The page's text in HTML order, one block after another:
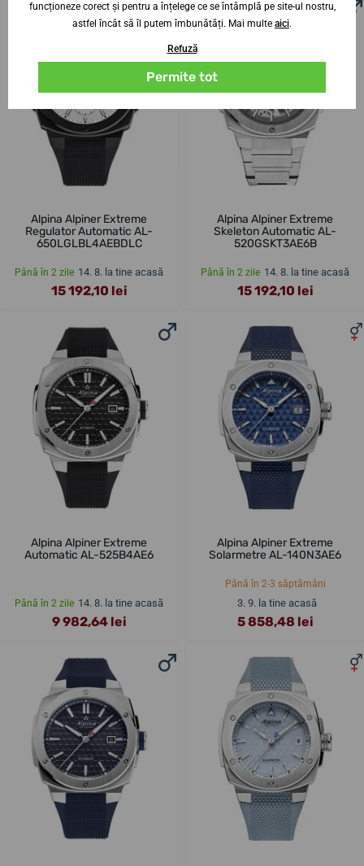
Alpina Alpiner Extreme
Regulator Automatic AL-
650LGLBL4AEBDLC
Până în 2 zile 14. 8. la tine acasă
15 192,10 lei
Alpina Alpiner Extreme
Skeleton Automatic AL-
520GSKT3AE6B
Până în 2 zile 14. 8. la tine acasă
15 192,10 lei
Alpina Alpiner Extreme
Automatic AL-525B4AE6
Până în 2 zile 14. 8. la tine acasă
9 982,64 lei
Alpina Alpiner Extreme
Solarmetre AL-140N3AE6
Până în 2-3 săptămâni
3. 9. la tine acasă
5 858,48 lei
funcționeze corect și pentru a înțelege ce se întâmplă pe site-ul nostru,
astfel încât să îl putem îmbunătăți. Mai multe aici.
Refuză
Permite tot